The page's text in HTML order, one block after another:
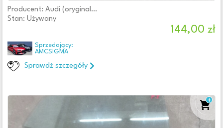
Producent: Audi (oryginalne OE)
Stan: Używany
144,00 zł
Sprzedający:
AMCSIGMA
Sprawdź szczegóły